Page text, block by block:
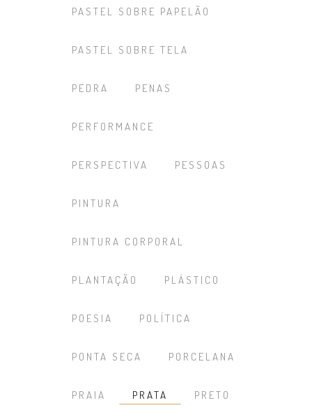
PASTEL SOBRE PAPELÃO
PASTEL SOBRE TELA
PEDRA PENAS
PERFORMANCE
PERSPECTIVA PESSOAS
PINTURA
PINTURA CORPORAL
PLANTAÇÃO PLÁSTICO
POESIA POLÍTICA
PONTA SECA PORCELANA
PRAIA PRATA PRETO